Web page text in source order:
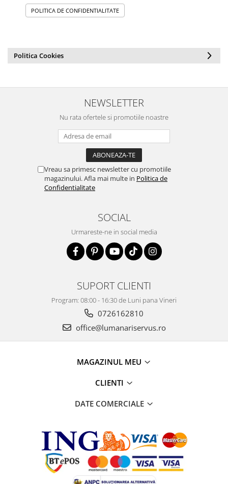
POLITICA DE CONFIDENTIALITATE
Politica Cookies
NEWSLETTER
Nu rata ofertele si promotiile noastre
Vreau sa primesc newsletter cu promotiile
magazinului. Afla mai multe in Politica de
Confidentialitate
SOCIAL
Urmareste-ne in social media
SUPORT CLIENTI
Program: 08:00 - 16:30 de Luni pana Vineri
0726162810
office@lumanariservus.ro
MAGAZINUL MEU
CLIENTI
DATE COMERCIALE